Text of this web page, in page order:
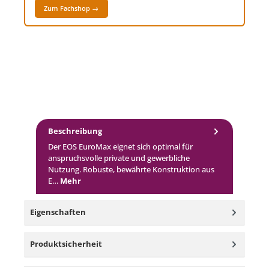
Zum Fachshop →
Beschreibung
Der EOS EuroMax eignet sich optimal für
anspruchsvolle private und gewerbliche
Nutzung. Robuste, bewährte Konstruktion aus
E… Mehr
Eigenschaften
Produktsicherheit